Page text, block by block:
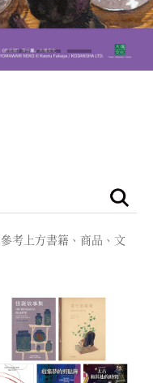
考上方書籍、商品、文